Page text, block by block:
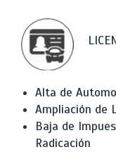
Alta de
Ampliación de
Baja de
Radicación